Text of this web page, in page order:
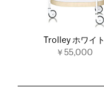
Trolley ホワイト
￥55,000